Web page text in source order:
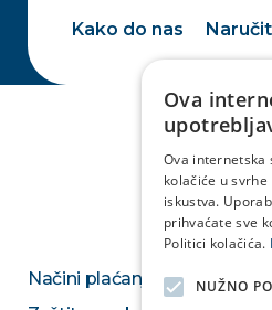
Kako do nas
Načini plaćanja
Ova
Ova internetska
kolačiće u
iskustva.
prihvaćate sve
Politici kolačića.
NUŽNO